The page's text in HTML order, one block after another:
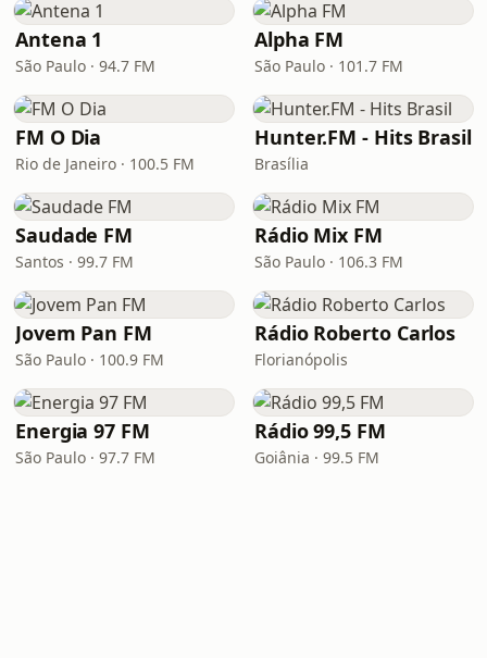
Antena 1
São Paulo · 94.7 FM
Alpha FM
São Paulo · 101.7 FM
FM O Dia
Rio de Janeiro · 100.5 FM
Hunter.FM - Hits Brasil
Brasília
Saudade FM
Santos · 99.7 FM
Rádio Mix FM
São Paulo · 106.3 FM
Jovem Pan FM
São Paulo · 100.9 FM
Rádio Roberto Carlos
Florianópolis
Energia 97 FM
São Paulo · 97.7 FM
Rádio 99,5 FM
Goiânia · 99.5 FM